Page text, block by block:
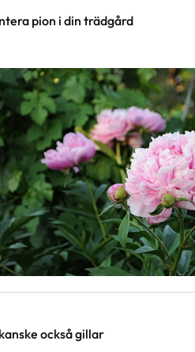
pion i din trädgård
också gillar